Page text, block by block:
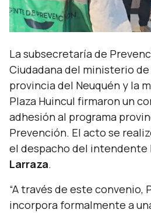
La subsecretaría de
Ciudadana del ministerio
provincia del Neuquén y la
Plaza Huincul firmaron un
adhesión al programa
Prevención. El acto se
el despacho del intendente
Larraza.
“A través de este convenio,
incorpora formalmente a